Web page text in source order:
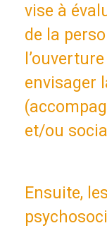
vise à
de la
envisager
et/ou
Ensuite,